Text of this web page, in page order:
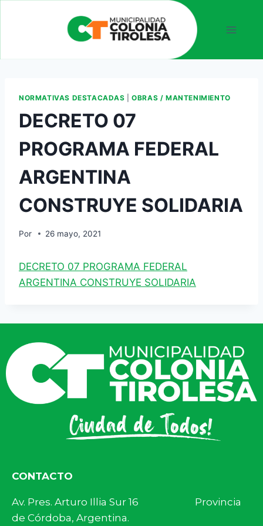
NORMATIVAS DESTACADAS |OBRAS / MANTENIMIENTO
DECRETO 07
PROGRAMA FEDERAL
ARGENTINA
CONSTRUYE SOLIDARIA
Por 26 mayo, 2021
DECRETO 07 PROGRAMA FEDERAL
ARGENTINA CONSTRUYE SOLIDARIA
CONTACTO
Av. Pres. Arturo Illia Sur 16 Provincia
de Córdoba, Argentina.